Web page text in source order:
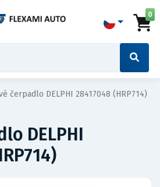
0
čerpadlo DELPHI 28417048 (HRP714)
DELPHI